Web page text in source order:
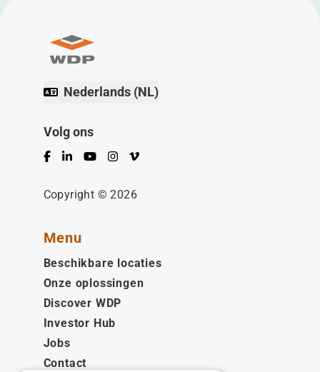
Nederlands (NL)
Volg ons
Facebook
LinkedInYouTubeInstagram
Vimeo
Copyright © 2026
Menu
Beschikbare locaties
Onze oplossingen
Discover WDP
Investor Hub
Jobs
Contact